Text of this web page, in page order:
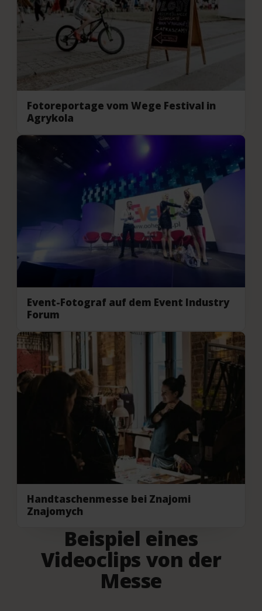
Fotoreportage vom Wege Festival in
Agrykola
Event-Fotograf auf dem Event Industry
Forum
Handtaschenmesse bei Znajomi
Znajomych
Beispiel eines
Videoclips von der
Messe